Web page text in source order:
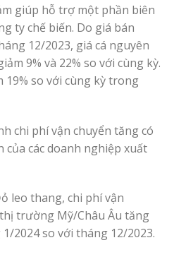
giúp hỗ trợ một phần biên
ty chế biến. Do giá bán
12/2023, giá cá nguyên
9% và 22% so với cùng kỳ.
19% so với cùng kỳ trong
chi phí vận chuyển tăng có
của các doanh nghiệp xuất
leo thang, chi phí vận
trường Mỹ/Châu Âu tăng
2024 so với tháng 12/2023.